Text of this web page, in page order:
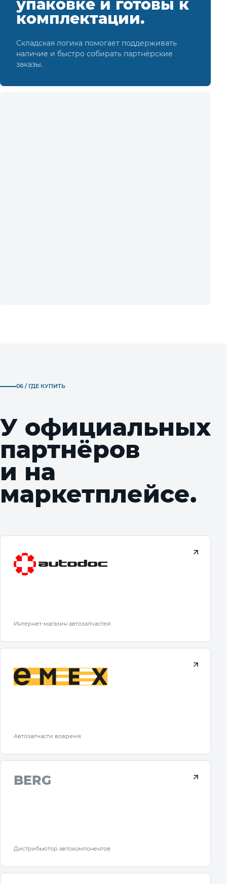
упаковке и готовы к
комплектации.
Складская логика помогает поддерживать
наличие и быстро собирать партнёрские
заказы.
06 / ГДЕ КУПИТЬ
У официальных
партнёров
и на
маркетплейсе.
Интернет-магазин автозапчастей
Автозапчасти вовремя
BERG
Дистрибьютор автокомпонентов